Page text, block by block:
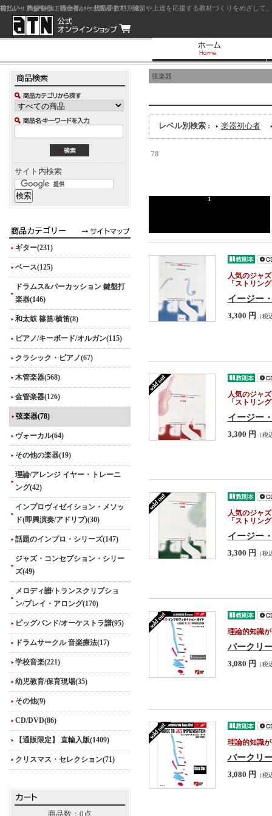
ジャズを中心に初心者から上級者まで、練習や上達を応援する教材づくりをめざし
サイト内検索
ギター(231)
ベース(125)
ドラムス&パーカッション 鍵盤打
楽器(146)
和太鼓 篠笛/横笛(8)
ピアノ/キーボード/オルガン(115)
クラシック・ピアノ(67)
木管楽器(568)
金管楽器(126)
弦楽器(78)
ヴォーカル(64)
その他の楽器(19)
理論/アレンジ イヤー・トレーニ
ング(42)
インプロヴィゼイション・メソッ
ド(即興演奏/アドリブ)(30)
話題のインプロ・シリーズ(147)
ジャズ・コンセプション・シリー
ズ(49)
メロディ譜/トランスクリプショ
ン/プレイ・アロング(170)
ビッグバンド/オーケストラ譜(95)
ドラムサークル 音楽療法(17)
学校音楽(221)
幼児教育/保育現場(35)
その他(9)
CD/DVD(86)
【通販限定】 直輸入版(1409)
クリスマス・セレクション(71)
商品数：0点
弦楽器
レベル別検索 : 楽器初心者
78
1
人気のジャ
「ストリン
イージー
3,300 円 （税
人気のジャ
「ストリン
イージー
3,300 円 （税
人気のジャ
「ストリン
イージー
3,300 円 （税
理論的知識
バークリ
3,080 円 （税
理論的知識
バークリ
3,080 円 （税
前払い：クレジットカード（一括払い）
後払い：代金引換（現金払い・代引手数料別途）
前払い：PayPay